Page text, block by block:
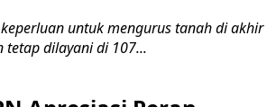
untuk mengurus tanah di akhir
tetap dilayani di 107...